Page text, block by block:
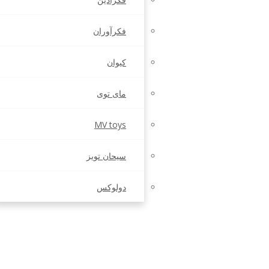
فکرآوران
کیوان
مای توی
MV toys
سیحان تویز
دولوکس